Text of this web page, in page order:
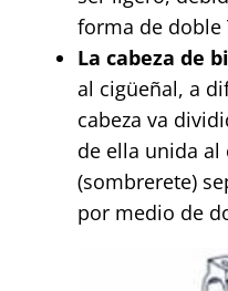
forma de doble
La cabeza de
al cigüeñal, a
cabeza va
de ella unida al
(sombrerete)
por medio de